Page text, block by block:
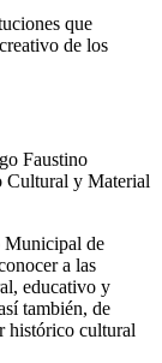
que
de los
Faustino
Cultural y Material
Municipal de
a las
educativo y
también, de
histórico cultural